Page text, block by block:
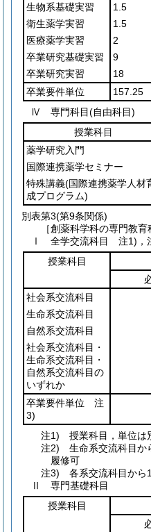
生物系基礎実習
1.5
衛生薬学実習
1.5
医療薬学実習
2
卒業研究基礎実習
9
卒業研究実習
18
卒業要件単位
157.25
Ⅳ 専門科目(自由科目)
授業科目
薬学研究入門
国際連携薬学セミナー
特殊講義(国際連携薬学人材
成プログラム)
別表第3(第9条関係)
［創薬科学科の専門教
Ⅰ 全学交流科目 注1)，
授業科目
社会系交流科目
生命系交流科目
自然系交流科目
社会系交流科目・
生命系交流科目・
自然系交流科目の
いずれか
卒業要件単位 注
3)
注1) 授業科目，単位は
注2) 生命系交流科目か
履修可
注3) 各系交流科目から
Ⅱ 専門基礎科目
授業科目